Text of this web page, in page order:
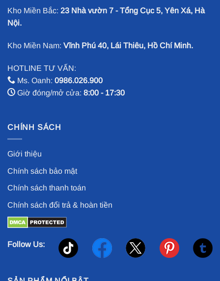
Kho Miền Bắc: 23 Nhà vườn 7 - Tổng Cục 5, Yên Xá, Hà
Nội.
Kho Miền Nam: Vĩnh Phú 40, Lái Thiêu, Hồ Chí Minh.
HOTLINE TƯ VẤN:
Ms. Oanh: 0986.026.900
Giờ đóng/mở cửa: 8:00 - 17:30
CHÍNH SÁCH
Giới thiệu
Chính sách bảo mật
Chính sách thanh toán
Chính sách đổi trả & hoàn tiền
Follow Us: